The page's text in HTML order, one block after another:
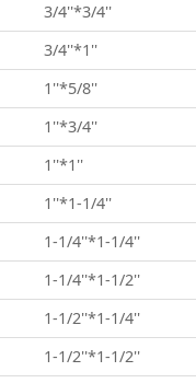
3/4''*3/4''
3/4''*1''
1''*5/8''
1''*3/4''
1''*1''
1''*1-1/4''
1-1/4''*1-1/4''
1-1/4''*1-1/2''
1-1/2''*1-1/4''
1-1/2''*1-1/2''